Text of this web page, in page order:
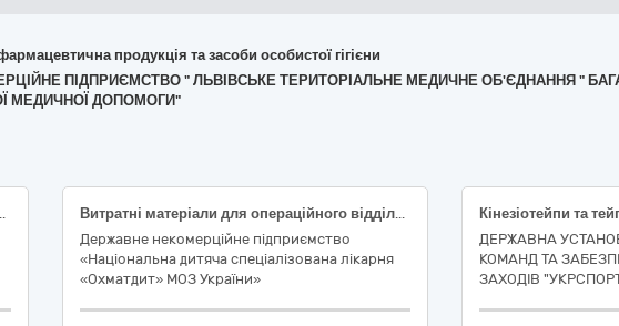
продукція та засоби особистої гігієни
ПІДПРИЄМСТВО " ЛЬВІВСЬКЕ ТЕРИТОРІАЛЬНЕ МЕДИЧНЕ ОБ'ЄДНАННЯ "
МЕДИЧНОЇ ДОПОМОГИ"
– 33140000-3 - Медичні матеріали)
Витратні матеріали для операційного відділення (Рушники м'які) (код ДК 021:2015 – 33140000-3 - Медичні матеріали)
Державне некомерційне підприємство
«Національна дитяча спеціалізована лікарня
«Охматдит» МОЗ України»
ДЕРЖАВНА
КОМАНД ТА
ЗАХОДІВ